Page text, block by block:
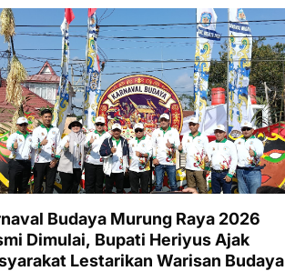
Budaya Murung Raya 2026
Dimulai, Bupati Heriyus Ajak
Lestarikan Warisan Budaya